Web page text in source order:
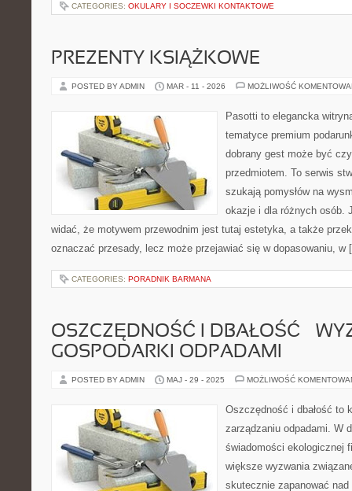
CATEGORIES: OKULARY I SOCZEWKI KONTAKTOWE
PREZENTY KSIĄŻKOWE
POSTED BY ADMIN MAR - 11 - 2026 MOŻLIWOŚĆ
Pasotti to elegancka
tematyce premium
dobrany gest może być
przedmiotem. To serwis
szukają pomysłów na
okazje i dla różnych osób.
widać, że motywem przewodnim jest tutaj estetyka, a także
oznaczać przesady, lecz może przejawiać się w dopasowaniu,
CATEGORIES: PORADNIK BARMANA
OSZCZĘDNOŚĆ I DBAŁOŚĆ –
GOSPODARKI ODPADAMI
POSTED BY ADMIN MAJ - 29 - 2025 MOŻLIWOŚĆ
Oszczędność i dbałość to
zarządzaniu odpadami. W
świadomości ekologicznej
większe wyzwania
skutecznie zapanować